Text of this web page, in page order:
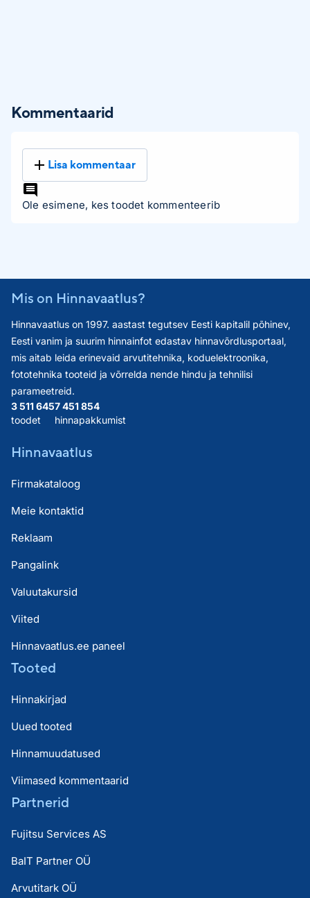
Kommentaarid
Lisa kommentaar
Ole esimene, kes toodet kommenteerib
Mis on Hinnavaatlus?
Hinnavaatlus on 1997. aastast tegutsev Eesti kapitalil põhinev,
Eesti vanim ja suurim hinnainfot edastav hinnavõrdlusportaal,
mis aitab leida erinevaid arvutitehnika, koduelektroonika,
fototehnika tooteid ja võrrelda nende hindu ja tehnilisi
parameetreid.
3 511 645
toodet
7 451 854
hinnapakkumist
Hinnavaatlus
Firmakataloog
Meie kontaktid
Reklaam
Pangalink
Valuutakursid
Viited
Hinnavaatlus.ee paneel
Tooted
Hinnakirjad
Uued tooted
Hinnamuudatused
Viimased kommentaarid
Partnerid
Fujitsu Services AS
BaIT Partner OÜ
Arvutitark OÜ